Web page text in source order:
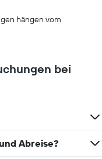
hängen vom
bei
Abreise?